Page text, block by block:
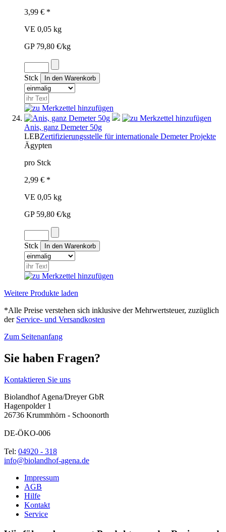
3,99 € *
VE 0,05 kg
GP 79,80 €/kg
Stck
Anis, ganz Demeter 50g
LEBZertifizierungsstelle für internationale Demeter Projekte
Ägypten
pro Stck
2,99 € *
VE 0,05 kg
GP 59,80 €/kg
Stck
Weitere Produkte laden
*Alle Preise verstehen sich inklusive der Mehrwertsteuer, zuzüglich
der Service- und Versandkosten
Zum Seitenanfang
Sie haben Fragen?
Kontaktieren Sie uns
Biolandhof Agena/Dreyer GbR
Hagenpolder 1
26736 Krummhörn - Schoonorth
DE-ÖKO-006
Tel: 04920 - 318
info@biolandhof-agena.de
Impressum
AGB
Hilfe
Kontakt
Service